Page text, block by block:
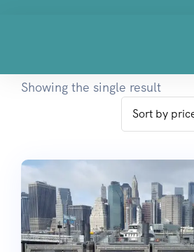
Showing the single result